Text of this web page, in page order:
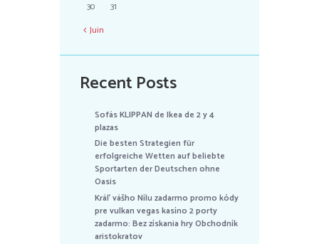
30
31
Juin
Recent Posts
Sofás KLIPPAN de Ikea de 2 y 4
plazas
Die besten Strategien für
erfolgreiche Wetten auf beliebte
Sportarten der Deutschen ohne
Oasis
Kráľ vášho Nílu zadarmo promo kódy
pre vulkan vegas kasíno 2 porty
zadarmo: Bez získania hry Obchodník
aristokratov